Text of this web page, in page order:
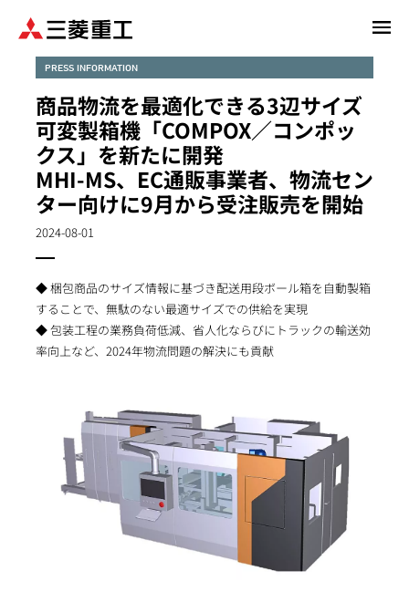
PRESS INFORMATION
商品物流を最適化できる3辺サイズ
可変製箱機「COMPOX／コンポッ
クス」を新たに開発
MHI-MS、EC通販事業者、物流セン
ター向けに9月から受注販売を開始
2024-08-01
◆ 梱包商品のサイズ情報に基づき配送用段ボール箱を自動製箱
することで、無駄のない最適サイズでの供給を実現
◆ 包装工程の業務負荷低減、省人化ならびにトラックの輸送効
率向上など、2024年物流問題の解決にも貢献